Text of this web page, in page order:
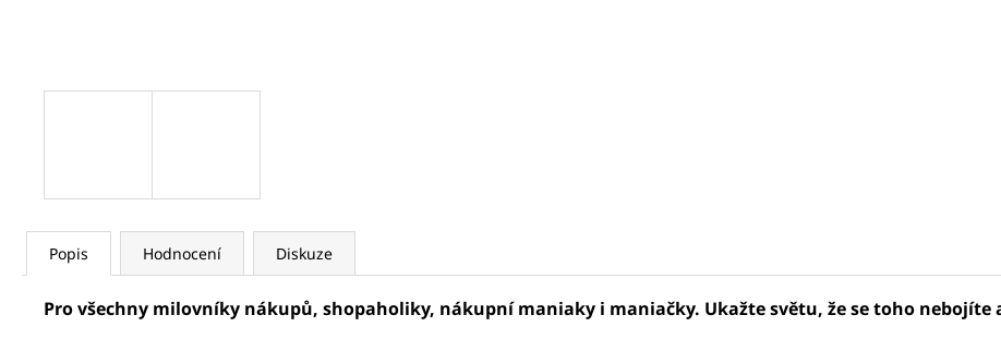
Popis Hodnocení Diskuze
Pro všechny milovníky nákupů, shopaholiky, nákupní maniaky i maniačky. Ukažte světu, že se toho nebojíte